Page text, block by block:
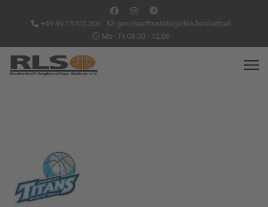
+49 89 15702-300
geschaeftsstelle@rlso.basketball
Mo - Fr 08:00 - 12:00